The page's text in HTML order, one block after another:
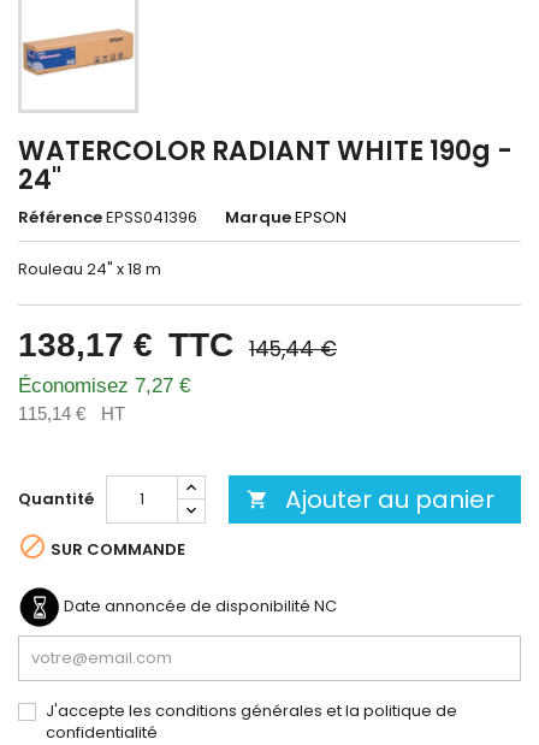
WATERCOLOR RADIANT WHITE 190g -
24"
RéférenceEPSS041396 MarqueEPSON
Rouleau 24" x 18 m
138,17 € TTC 145,44 €
Économisez 7,27 €
115,14 € HT
Quantité  Ajouter au panier
 SUR COMMANDE
Date annoncée de disponibilité NC
J'accepte les conditions générales et la politique de
confidentialité